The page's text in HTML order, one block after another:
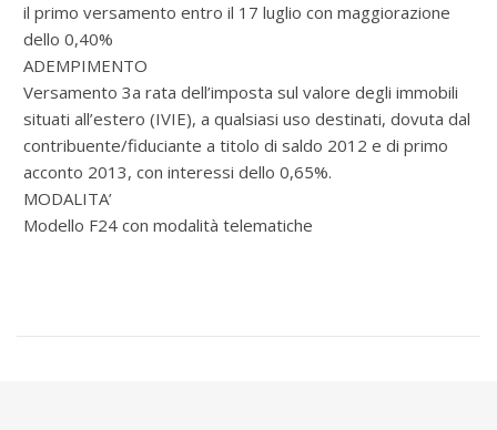
il primo versamento entro il 17 luglio con maggiorazione
dello 0,40%
ADEMPIMENTO
Versamento 3a rata dell’imposta sul valore degli immobili
situati all’estero (IVIE), a qualsiasi uso destinati, dovuta dal
contribuente/fiduciante a titolo di saldo 2012 e di primo
acconto 2013, con interessi dello 0,65%.
MODALITA’
Modello F24 con modalità telematiche